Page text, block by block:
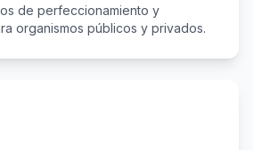
de perfeccionamiento y
organismos públicos y privados.